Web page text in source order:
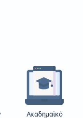
Ακαδημαϊκό